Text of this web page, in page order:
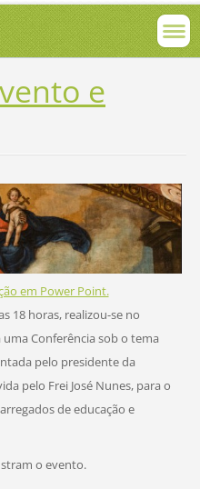
e
em Power Point.
18 horas, realizou-se no
Conferência sob o tema
pelo presidente da
pelo Frei José Nunes, para o
de educação e
o evento.